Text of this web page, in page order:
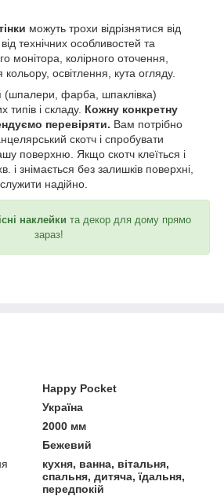
можуть трохи відрізнятися від
технічних особливостей та
монітора, колірного оточення,
освітлення, кута огляду.
(шпалери, фарба, шпаклівка)
типів і складу. Кожну конкретну
перевіряти. Вам потрібно
скотч і спробувати
поверхню. Якщо скотч клеїться і
і знімається без залишків поверхні,
надійно.
наклейки та декор для дому прямо
зараз!
Happy Pocket
Україна
2000 мм
Бежевий
кухня, ванна, вітальня,
спальня, дитяча, їдальня,
передпокій